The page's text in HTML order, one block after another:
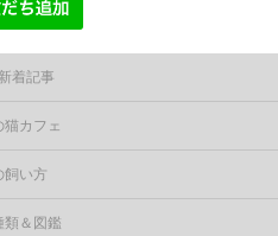
着記事
猫カフェ
飼い方
類＆図鑑